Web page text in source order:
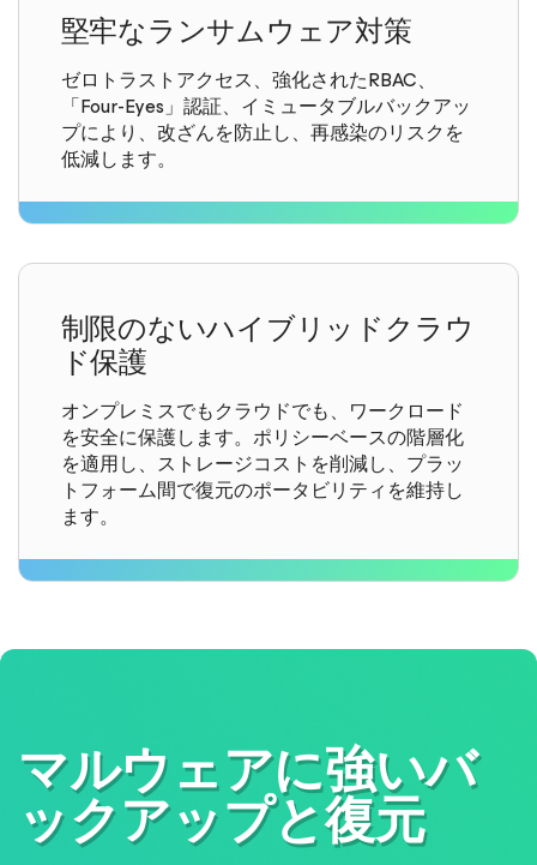
堅牢なランサムウェア対策
ゼロトラストアクセス、強化されたRBAC、
「Four-Eyes」認証、イミュータブルバックアッ
プにより、改ざんを防止し、再感染のリスクを
低減します。
制限のないハイブリッドクラウ
ド保護
オンプレミスでもクラウドでも、ワークロード
を安全に保護します。ポリシーベースの階層化
を適用し、ストレージコストを削減し、プラッ
トフォーム間で復元のポータビリティを維持し
ます。
マルウェアに強いバ
ックアップと復元